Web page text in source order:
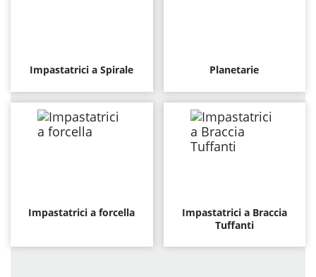
Impastatrici a Spirale Planetarie
Impastatrici a forcella
Impastatrici a Braccia
Tuffanti